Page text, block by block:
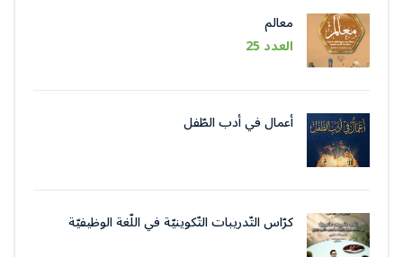
معالم
العدد 25
أعمال في أدب الطّفل
كرّاس التّدريبات التّكوينيّة في اللّغة الوظيفيّة